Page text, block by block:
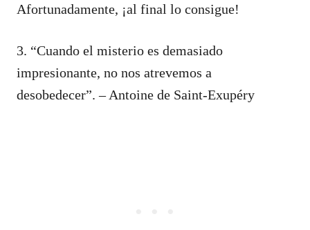
Afortunadamente, ¡al final lo consigue!
3. “Cuando el misterio es demasiado
impresionante, no nos atrevemos a
desobedecer”. – Antoine de Saint-Exupéry